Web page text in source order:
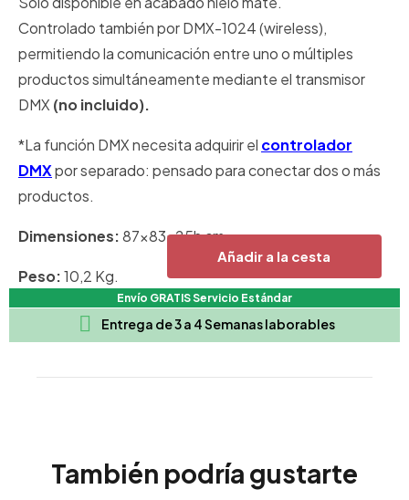
Añadir a la cesta
Envío GRATIS Servicio Estándar
 Entrega de 3 a 4 Semanas laborables
Controlado también por DMX-1024 (wireless),
permitiendo la comunicación entre uno o múltiples
productos simultáneamente mediante el transmisor
DMX (no incluido).
*La función DMX necesita adquirir el controlador
DMXpor separado: pensado para conectar dos o más
productos.
Dimensiones:87x83x25h cm.
Peso:10,2 Kg.
También podría gustarte